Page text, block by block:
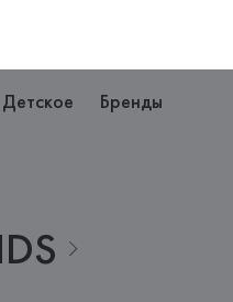
Детское Бренды